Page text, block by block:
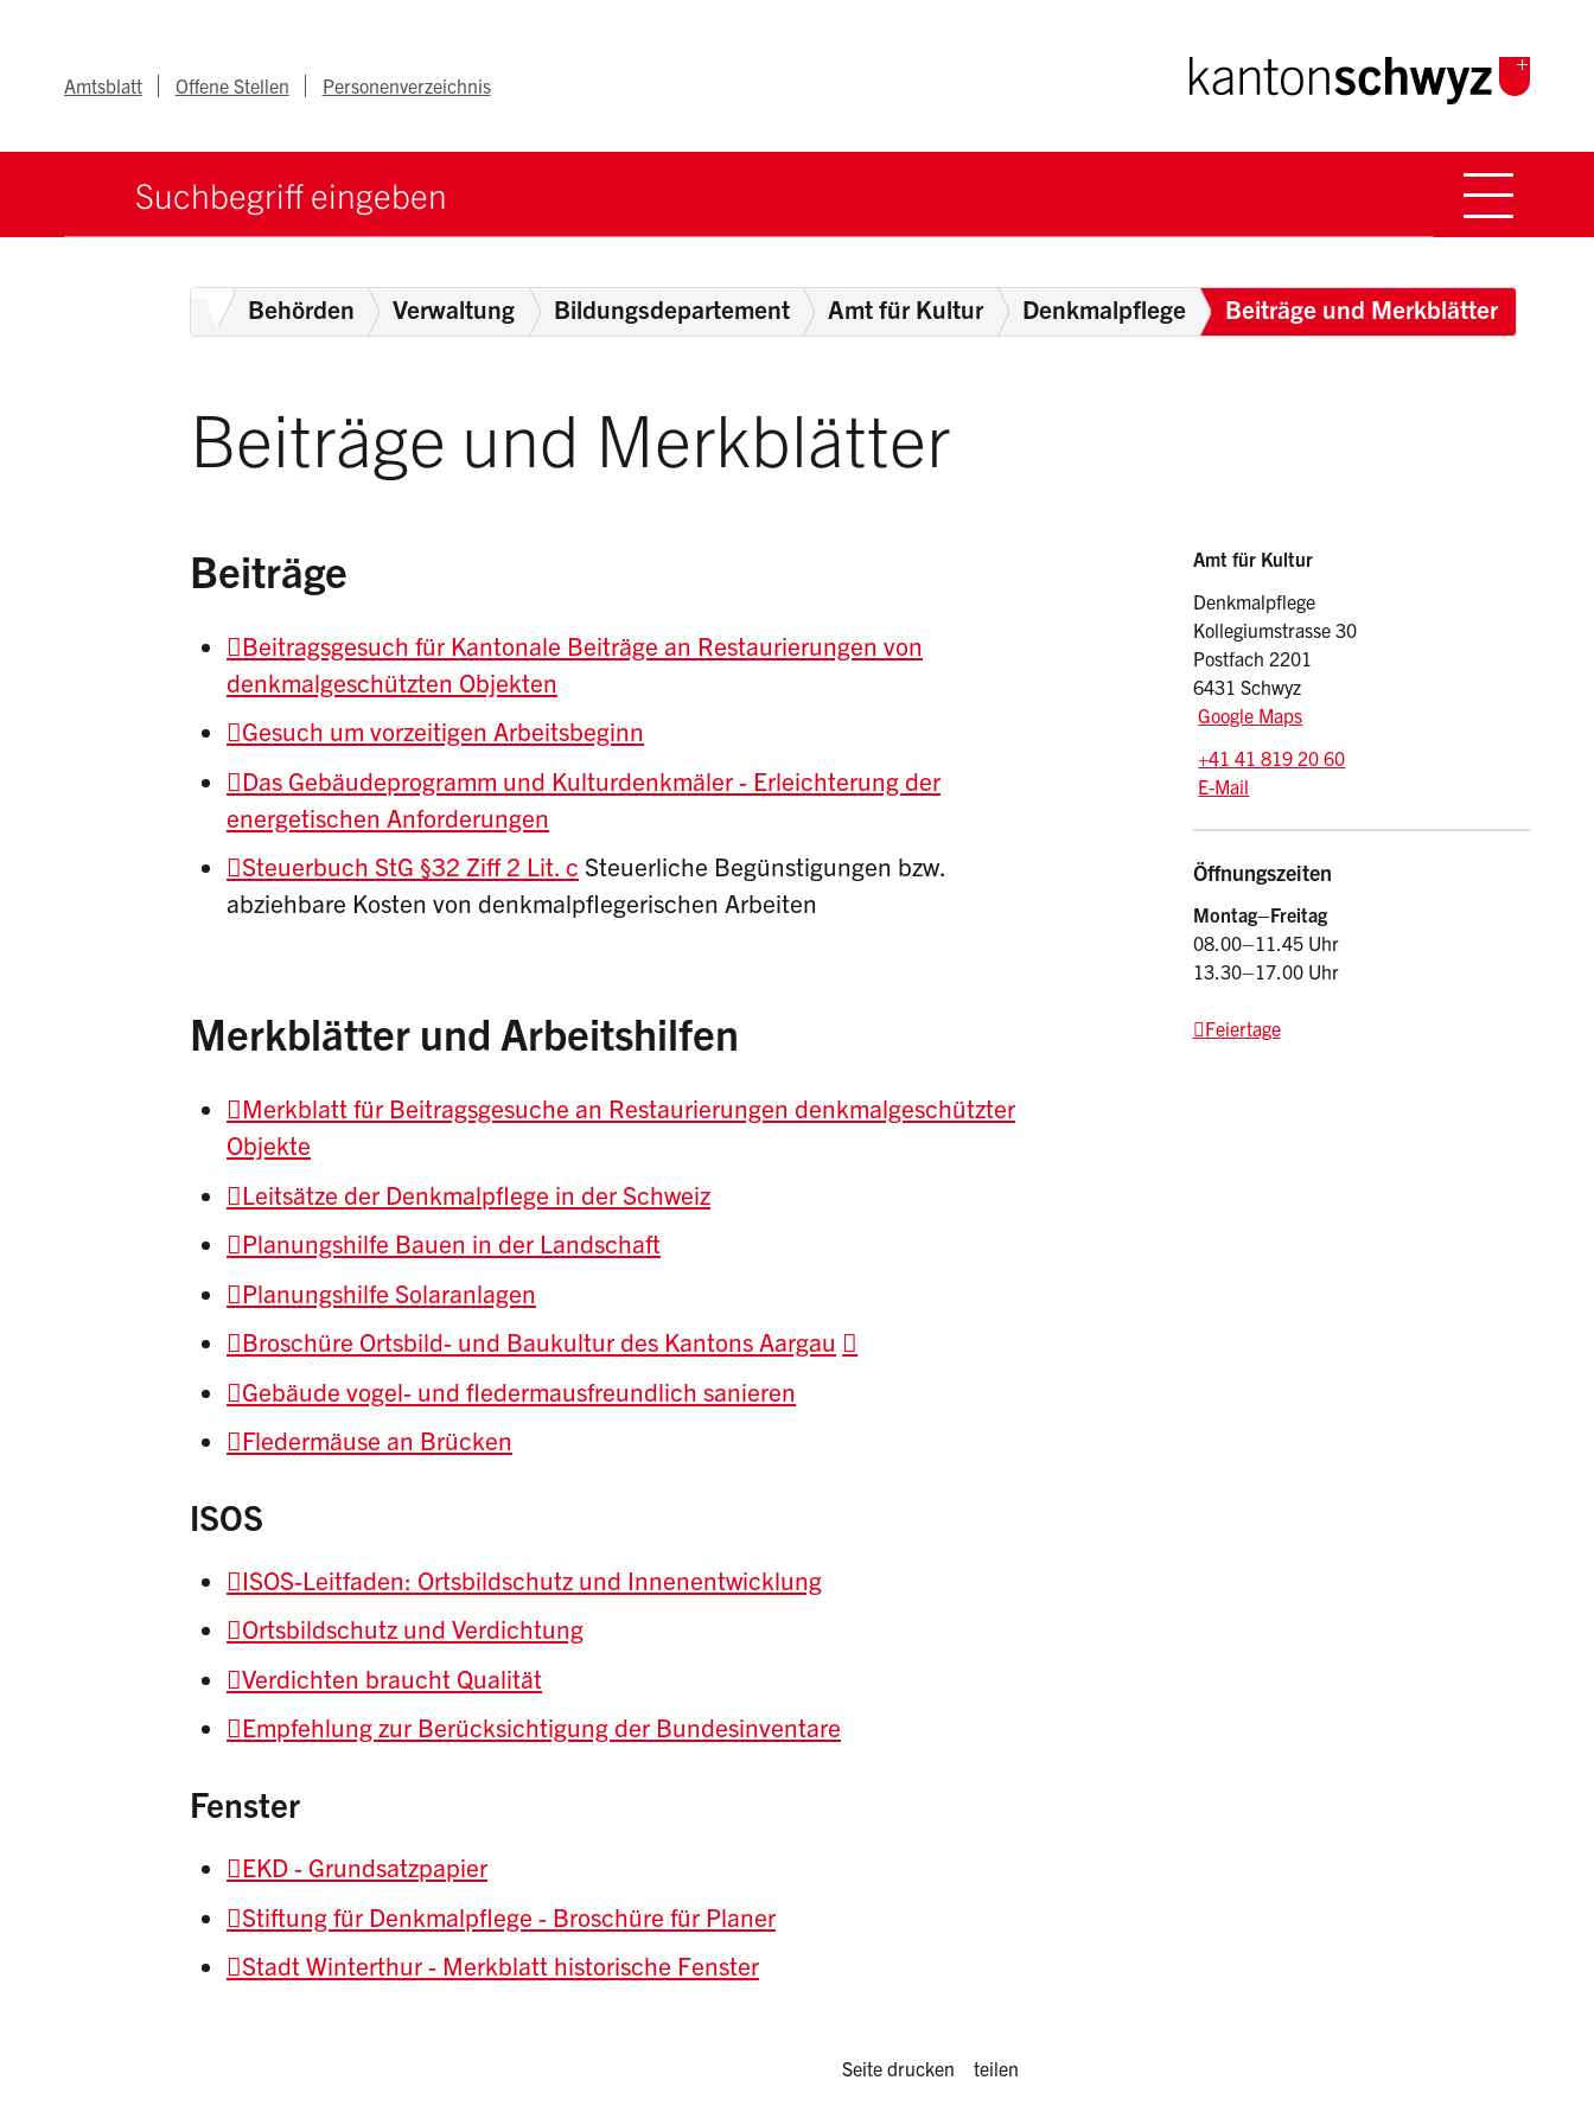
Metanav
Amtsblatt Offene Stellen Personenverzeichnis
Suchbegriff
Breadcrumb
HomeBehörden Verwaltung Bildungsdepartement Amt für Kultur Denkmalpflege Beiträge und Merkblätter
Beiträge und Merkblätter
Beiträge
Beitragsgesuch für Kantonale Beiträge an Restaurierungen von
denkmalgeschützten Objekten
Gesuch um vorzeitigen Arbeitsbeginn
Das Gebäudeprogramm und Kulturdenkmäler - Erleichterung der
energetischen Anforderungen
Steuerbuch StG §32 Ziff 2 Lit. c Steuerliche Begünstigungen bzw.
abziehbare Kosten von denkmalpflegerischen Arbeiten
Merkblätter und Arbeitshilfen
Merkblatt für Beitragsgesuche an Restaurierungen denkmalgeschützter
Objekte
Leitsätze der Denkmalpflege in der Schweiz
Planungshilfe Bauen in der Landschaft
Planungshilfe Solaranlagen
Broschüre Ortsbild- und Baukultur des Kantons Aargau
Gebäude vogel- und fledermausfreundlich sanieren
Fledermäuse an Brücken
ISOS
ISOS-Leitfaden: Ortsbildschutz und Innenentwicklung
Ortsbildschutz und Verdichtung
Verdichten braucht Qualität
Empfehlung zur Berücksichtigung der Bundesinventare
Fenster
EKD - Grundsatzpapier
Stiftung für Denkmalpflege - Broschüre für Planer
Stadt Winterthur - Merkblatt historische Fenster
Sidebar
Adresse
Amt für Kultur
Denkmalpflege
Kollegiumstrasse 30
Postfach 2201
6431 Schwyz
Google Maps
Tel.:
+41 41 819 20 60
E-Mail: Denkmalpflege
E-Mail
Öffnungszeiten
Montag–Freitag
08.00–11.45 Uhr
13.30–17.00 Uhr
Feiertage
Diese Seite drucken oder teilen:
Seite drucken teilen